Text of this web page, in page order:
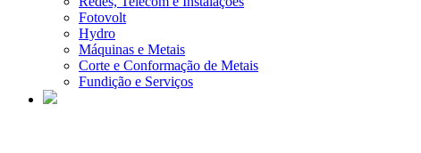
Fotovolt
Hydro
Máquinas e Metais
Corte e Conformação de Metais
Fundição e Serviços